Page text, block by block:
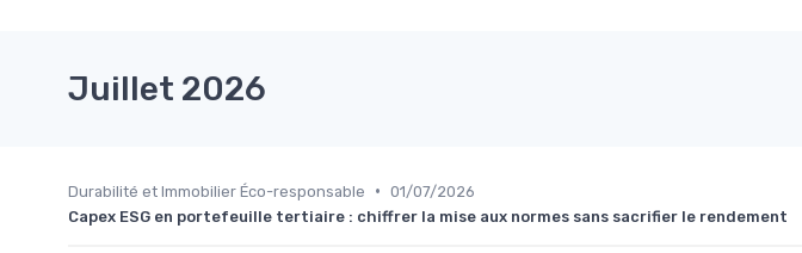
Juillet 2026
Durabilité et Immobilier Éco-responsable • 01/07/2026
Capex ESG en portefeuille tertiaire : chiffrer la mise aux normes sans sacrifier le rendement